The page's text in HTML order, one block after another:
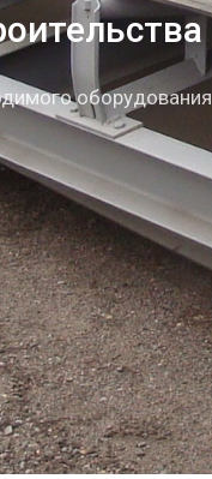
оборудования